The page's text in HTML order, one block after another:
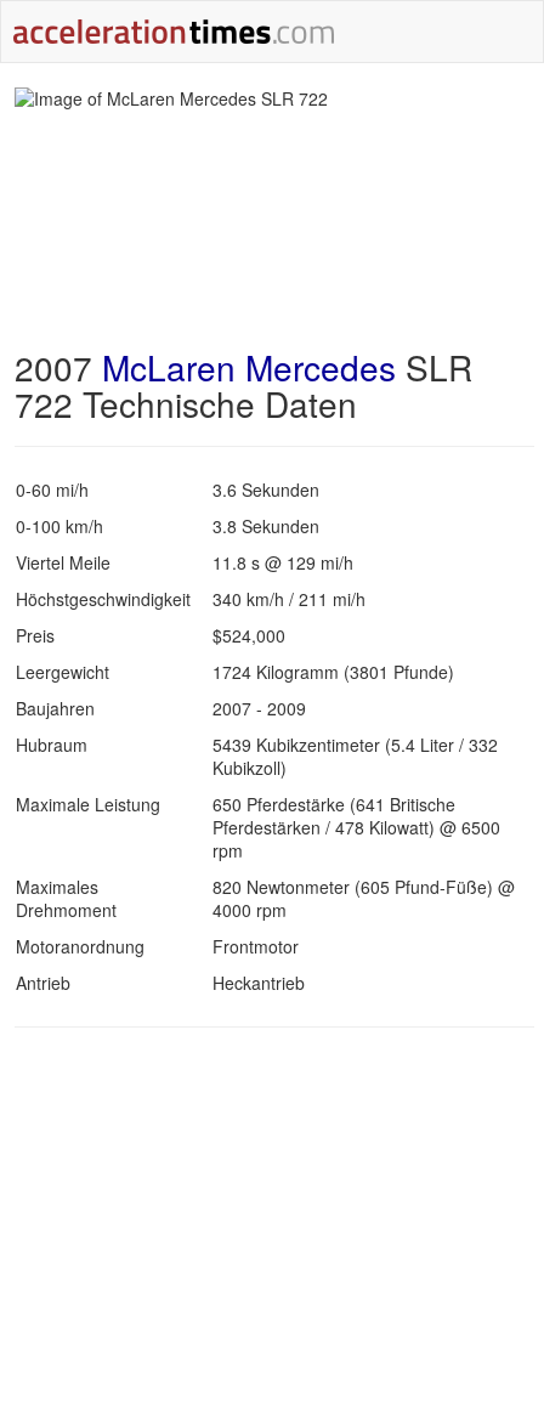
2007 McLaren Mercedes SLR
722 Technische Daten
0-60 mi/h
3.6 Sekunden
0-100 km/h
3.8 Sekunden
Viertel Meile
11.8 s @ 129 mi/h
Höchstgeschwindigkeit
340 km/h / 211 mi/h
Preis
$524,000
Leergewicht
1724 Kilogramm (3801 Pfunde)
Baujahren
2007 - 2009
Hubraum
5439 Kubikzentimeter (5.4 Liter / 332
Kubikzoll)
Maximale Leistung
650 Pferdestärke (641 Britische
Pferdestärken / 478 Kilowatt) @ 6500
rpm
Maximales
Drehmoment
820 Newtonmeter (605 Pfund-Füße) @
4000 rpm
Motoranordnung
Frontmotor
Antrieb
Heckantrieb